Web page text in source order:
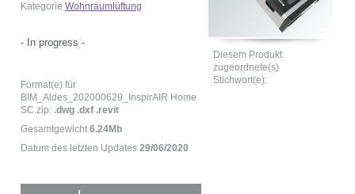
Kategorie Wohnraumlüftung
- In progress -
Format(e) für
BIM_Aldes_202000629_InspirAIR Home
SC.zip: .dwg .dxf .revit
Gesamtgewicht 6.24Mb
Datum des letzten Updates 29/06/2020
Diesem Produkt
zugeordnete(s)
Stichwort(e):